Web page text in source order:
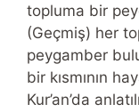
topluma bir
(Geçmiş) her
peygamber
bir kısmının
Kur’an’da